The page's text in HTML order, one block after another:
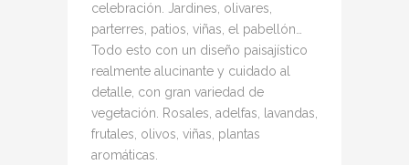
celebración. Jardines, olivares,
parterres, patios, viñas, el pabellón…
Todo esto con un diseño paisajístico
realmente alucinante y cuidado al
detalle, con gran variedad de
vegetación. Rosales, adelfas, lavandas,
frutales, olivos, viñas, plantas
aromáticas.